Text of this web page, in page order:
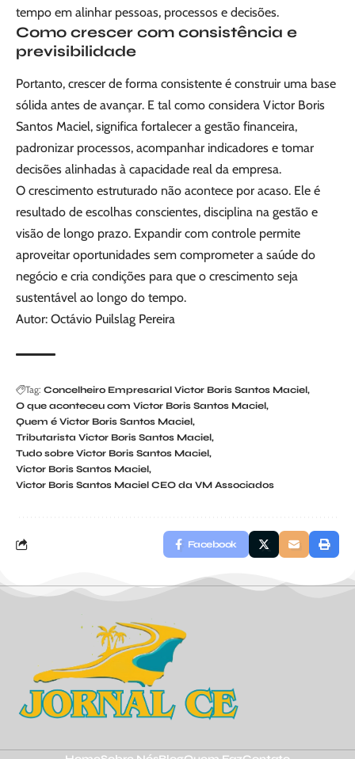
tempo em alinhar pessoas, processos e decisões.
Como crescer com consistência e
previsibilidade
Portanto, crescer de forma consistente é construir uma base
sólida antes de avançar. E tal como considera Victor Boris
Santos Maciel, significa fortalecer a gestão financeira,
padronizar processos, acompanhar indicadores e tomar
decisões alinhadas à capacidade real da empresa.
O crescimento estruturado não acontece por acaso. Ele é
resultado de escolhas conscientes, disciplina na gestão e
visão de longo prazo. Expandir com controle permite
aproveitar oportunidades sem comprometer a saúde do
negócio e cria condições para que o crescimento seja
sustentável ao longo do tempo.
Autor: Octávio Puilslag Pereira
Tag: Concelheiro Empresarial Victor Boris Santos Maciel
O que aconteceu com Victor Boris Santos Maciel
Quem é Victor Boris Santos Maciel
Tributarista Victor Boris Santos Maciel
Tudo sobre Victor Boris Santos Maciel
Victor Boris Santos Maciel
Victor Boris Santos Maciel CEO da VM Associados
Facebook